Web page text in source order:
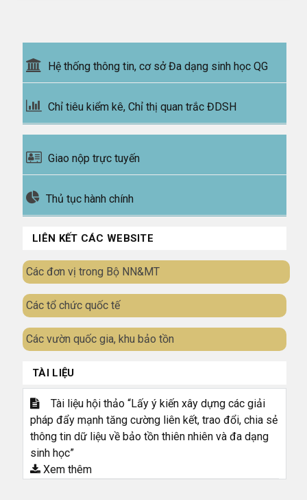
Hệ thống thông tin, cơ sở Đa dạng sinh học QG
Chỉ tiêu kiểm kê, Chỉ thị quan trắc ĐDSH
Giao nộp trực tuyến
Thủ tục hành chính
LIÊN KẾT CÁC WEBSITE
Các đơn vị trong Bộ NN&MT
Các tổ chức quốc tế
Các vườn quốc gia, khu bảo tồn
TÀI LIỆU
Tài liệu hội thảo “Lấy ý kiến xây dựng các giải
pháp đẩy mạnh tăng cường liên kết, trao đổi, chia sẻ
thông tin dữ liệu về bảo tồn thiên nhiên và đa dạng
sinh học”
Xem thêm